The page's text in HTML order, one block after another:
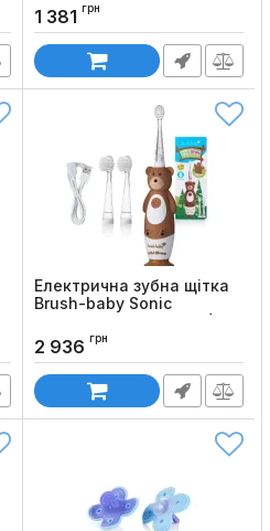
Код товару:
1 381 грн
Електрична зубна щітка
Brush-baby Sonic
WildOnes Toothbrush (0-
10 років)
Код товару: 1190
2 936 грн